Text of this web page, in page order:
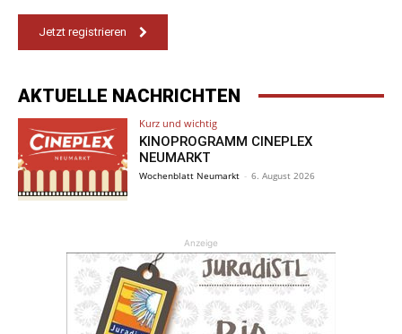
Jetzt registrieren
AKTUELLE NACHRICHTEN
Kurz und wichtig
KINOPROGRAMM CINEPLEX
NEUMARKT
Wochenblatt Neumarkt - 6. August 2026
Anzeige